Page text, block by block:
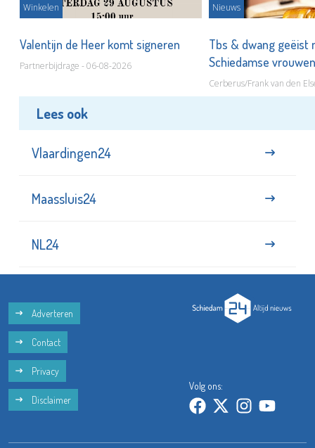
Winkelen
Valentijn de Heer komt signeren
Partnerbijdrage - 06-08-2026
Nieuws
Tbs & dwang geëist
Schiedamse
Cerberus/Frank van den
Lees ook
Vlaardingen24
Maassluis24
NL24
Adverteren
Contact
Privacy
Disclaimer
Volg ons: